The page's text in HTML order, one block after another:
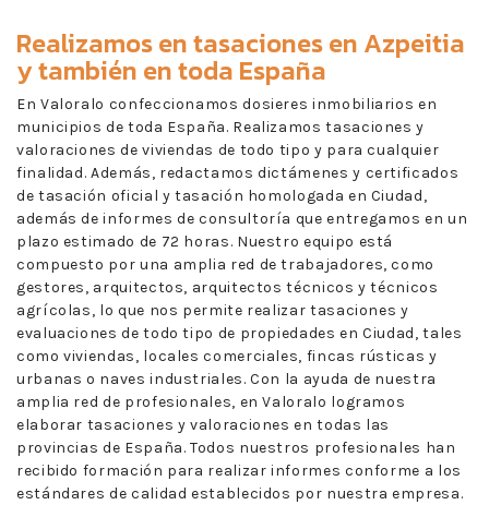
Realizamos entasaciones en Azpeitia
y también en toda España
En Valoralo confeccionamos dosieres inmobiliarios en
municipios de toda España. Realizamos tasaciones y
valoraciones de viviendas de todo tipo y para cualquier
finalidad. Además, redactamos dictámenes y certificados
de tasación oficial y tasación homologada en Ciudad,
además de informes de consultoría que entregamos en un
plazo estimado de 72 horas. Nuestro equipo está
compuesto por una amplia red de trabajadores, como
gestores, arquitectos, arquitectos técnicos y técnicos
agrícolas, lo que nos permite realizar tasaciones y
evaluaciones de todo tipo de propiedades en Ciudad, tales
como viviendas, locales comerciales, fincas rústicas y
urbanas o naves industriales. Con la ayuda de nuestra
amplia red de profesionales, en Valoralo logramos
elaborar tasaciones y valoraciones en todas las
provincias de España. Todos nuestros profesionales han
recibido formación para realizar informes conforme a los
estándares de calidad establecidos por nuestra empresa.